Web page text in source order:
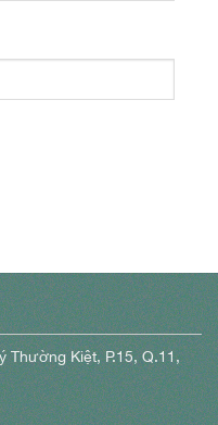
Thường Kiệt, P.15, Q.11,